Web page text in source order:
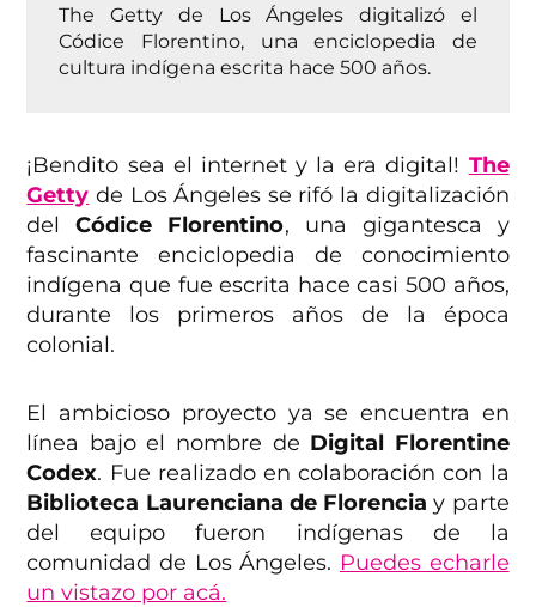
The Getty de Los Ángeles digitalizó el
Códice Florentino, una enciclopedia de
cultura indígena escrita hace 500 años.
¡Bendito sea el internet y la era digital! The
Getty de Los Ángeles se rifó la digitalización
delCódice Florentino, una gigantesca y
fascinante enciclopedia de conocimiento
indígena que fue escrita hace casi 500 años,
durante los primeros años de la época
colonial.
El ambicioso proyecto ya se encuentra en
línea bajo el nombre de Digital Florentine
Codex. Fue realizado en colaboración con la
Biblioteca Laurenciana de Florencia y parte
del equipo fueron indígenas de la
comunidad de Los Ángeles. Puedes echarle
un vistazo por acá.